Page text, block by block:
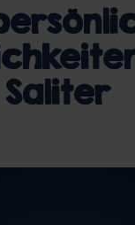
Saliter